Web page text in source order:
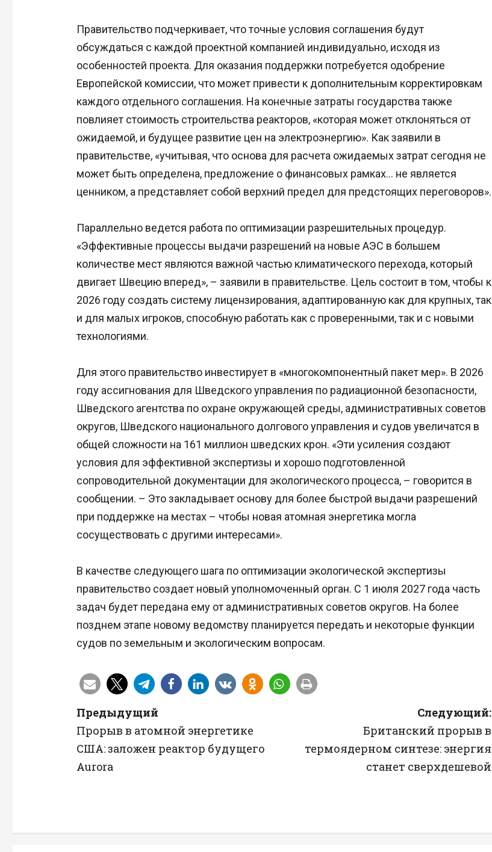
Правительство подчеркивает, что точные условия соглашения будут
обсуждаться с каждой проектной компанией индивидуально, исходя из
особенностей проекта. Для оказания поддержки потребуется одобрение
Европейской комиссии, что может привести к дополнительным корректировкам
каждого отдельного соглашения. На конечные затраты государства также
повлияет стоимость строительства реакторов, «которая может отклоняться от
ожидаемой, и будущее развитие цен на электроэнергию». Как заявили в
правительстве, «учитывая, что основа для расчета ожидаемых затрат сегодня не
может быть определена, предложение о финансовых рамках… не является
ценником, а представляет собой верхний предел для предстоящих переговоров».
Параллельно ведется работа по оптимизации разрешительных процедур.
«Эффективные процессы выдачи разрешений на новые АЭС в большем
количестве мест являются важной частью климатического перехода, который
двигает Швецию вперед», – заявили в правительстве. Цель состоит в том, чтобы к
2026 году создать систему лицензирования, адаптированную как для крупных, так
и для малых игроков, способную работать как с проверенными, так и с новыми
технологиями.
Для этого правительство инвестирует в «многокомпонентный пакет мер». В 2026
году ассигнования для Шведского управления по радиационной безопасности,
Шведского агентства по охране окружающей среды, административных советов
округов, Шведского национального долгового управления и судов увеличатся в
общей сложности на 161 миллион шведских крон. «Эти усиления создают
условия для эффективной экспертизы и хорошо подготовленной
сопроводительной документации для экологического процесса, – говорится в
сообщении. – Это закладывает основу для более быстрой выдачи разрешений
при поддержке на местах – чтобы новая атомная энергетика могла
сосуществовать с другими интересами».
В качестве следующего шага по оптимизации экологической экспертизы
правительство создает новый уполномоченный орган. С 1 июля 2027 года часть
задач будет передана ему от административных советов округов. На более
позднем этапе новому ведомству планируется передать и некоторые функции
судов по земельным и экологическим вопросам.
Н
а
в
а
Предыдущий
Прорыв в атомной энергетике
США: заложен реактор будущего
Aurora
Следующий:
Британский прорыв в
термоядерном синтезе: энергия
станет сверхдешевой